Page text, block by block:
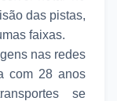
das pistas,
faixas.
nas redes
com 28 anos
se